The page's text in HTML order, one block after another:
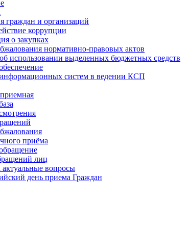
граждан и организаций
коррупции
о закупках
нормативно-правовых актов
использовании выделенных бюджетных средств
систем в ведении КСП
приёма
лиц
вопросы
день приема Граждан